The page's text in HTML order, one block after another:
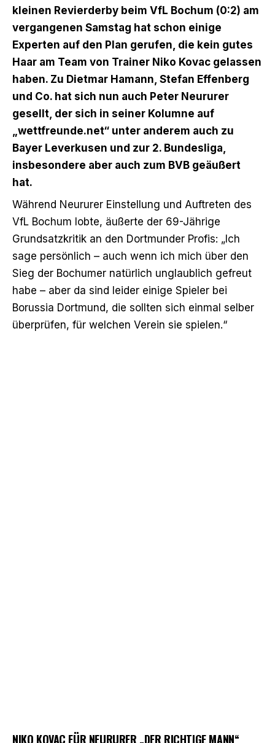
kleinen Revierderby beim VfL Bochum (0:2) am
vergangenen Samstag hat schon einige
Experten auf den Plan gerufen, die kein gutes
Haar am Team von Trainer Niko Kovac gelassen
haben. Zu Dietmar Hamann , Stefan Effenberg
und Co. hat sich nun auch Peter Neururer
gesellt, der sich in seiner Kolumne auf
„wettfreunde.net“ unter anderem auch zu
Bayer Leverkusen und zur 2. Bundesliga,
insbesondere aber auch zum BVB geäußert
hat.
Während Neururer Einstellung und Auftreten des
VfL Bochum lobte, äußerte der 69-Jährige
Grundsatzkritik an den Dortmunder Profis: „Ich
sage persönlich – auch wenn ich mich über den
Sieg der Bochumer natürlich unglaublich gefreut
habe – aber da sind leider einige Spieler bei
Borussia Dortmund, die sollten sich einmal selber
überprüfen, für welchen Verein sie spielen.“
NIKO KOVAC FÜR NEURURER „DER RICHTIGE MANN“